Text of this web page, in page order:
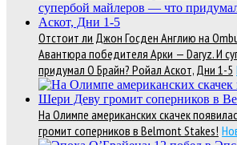
Отстоит ли Джон Госден Англию на
Авантюра победителя Арки — Daryz. И
придумал О Брайн? Ройал Аскот, Дни 1-5
На Олимпе американских скачек
громит соперников в Belmont Stakes!